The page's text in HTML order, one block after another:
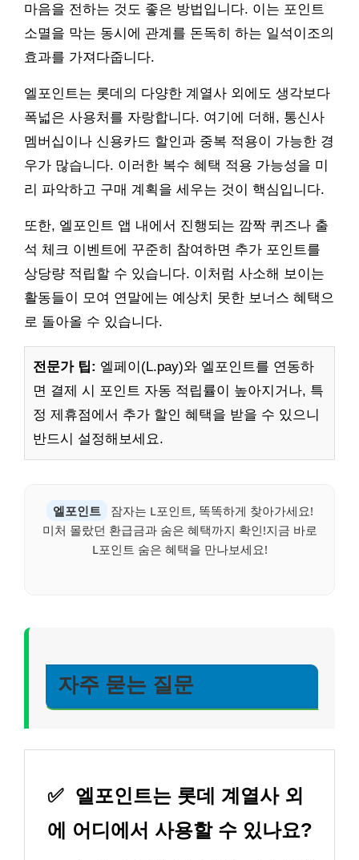
마음을 전하는 것도 좋은 방법입니다. 이는 포인트
소멸을 막는 동시에 관계를 돈독히 하는 일석이조의
효과를 가져다줍니다.
엘포인트는 롯데의 다양한 계열사 외에도 생각보다
폭넓은 사용처를 자랑합니다. 여기에 더해, 통신사
멤버십이나 신용카드 할인과 중복 적용이 가능한 경
우가 많습니다. 이러한 복수 혜택 적용 가능성을 미
리 파악하고 구매 계획을 세우는 것이 핵심입니다.
또한, 엘포인트 앱 내에서 진행되는 깜짝 퀴즈나 출
석 체크 이벤트에 꾸준히 참여하면 추가 포인트를
상당량 적립할 수 있습니다. 이처럼 사소해 보이는
활동들이 모여 연말에는 예상치 못한 보너스 혜택으
로 돌아올 수 있습니다.
전문가 팁: 엘페이(L.pay)와 엘포인트를 연동하
면 결제 시 포인트 자동 적립률이 높아지거나, 특
정 제휴점에서 추가 할인 혜택을 받을 수 있으니
반드시 설정해보세요.
엘포인트
잠자는 L포인트, 똑똑하게 찾아가세요!
미처 몰랐던 환급금과 숨은 혜택까지 확인!지금 바로
L포인트 숨은 혜택을 만나보세요!
자주 묻는 질문
✅ 엘포인트는 롯데 계열사 외
에 어디에서 사용할 수 있나요?